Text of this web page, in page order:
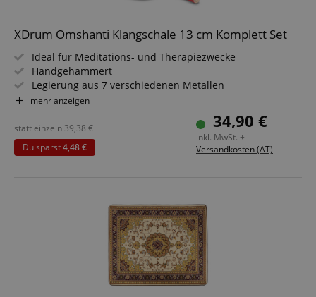
XDrum Omshanti Klangschale 13 cm Komplett Set
Ideal für Meditations- und Therapiezwecke
Handgehämmert
Legierung aus 7 verschiedenen Metallen
Durchmesser: ca. 13 cm
Spar-Set inklusive passendem Kissen und Schlägel
mehr anzeigen
34,90 €
inkl. MwSt. +
Versandkosten (AT)
statt einzeln 39,38 €
Du sparst4,48 €